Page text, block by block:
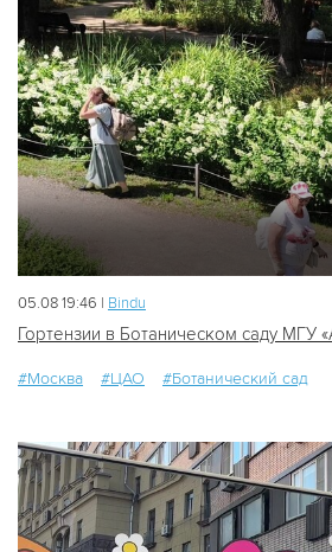
05.08 19:46 | Bindu
Гортензии в Ботаническом саду МГУ
#Москва #ЦАО #Ботанический сад